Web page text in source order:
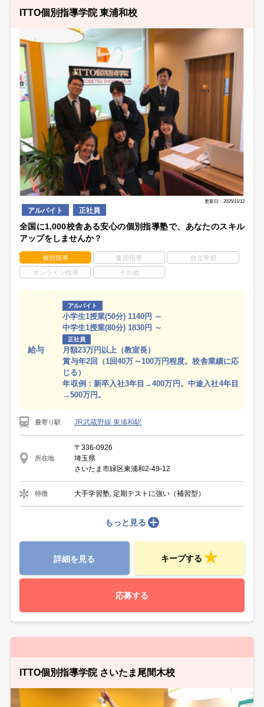
ITTO個別指導学院 東浦和校
更新日：2025/11/12
アルバイト 正社員
全国に1,000校舎ある安心の個別指導塾で、あなたのスキル
アップをしませんか？
個別指導 集団指導 自立学習
オンライン指導 その他
給与
アルバイト
小学生1授業(50分) 1140円 ～
中学生1授業(80分) 1830円 ～
正社員
月額23万円以上（教室長）
賞与年2回（1回40万～100万円程度。校舎業績に応
じる）
年収例：新卒入社3年目→400万円。中途入社4年目
→500万円。
最寄り駅 JR武蔵野線 東浦和駅
所在地
〒336-0926
埼玉県
さいたま市緑区東浦和2-49-12
特徴 大手学習塾, 定期テストに強い（補習型）
もっと見る
詳細を見る キープする
応募する
ITTO個別指導学院 さいたま尾間木校